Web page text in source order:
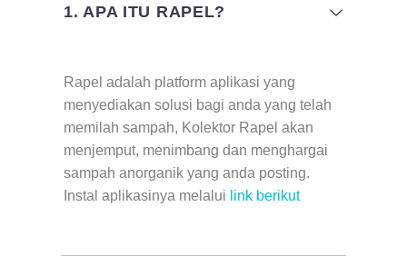
1. APA ITU RAPEL?
Rapel adalah platform aplikasi yang
menyediakan solusi bagi anda yang telah
memilah sampah, Kolektor Rapel akan
menjemput, menimbang dan menghargai
sampah anorganik yang anda posting.
Instal aplikasinya melalui link berikut